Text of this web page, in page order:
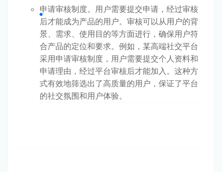
申请审核制度。用户需要提交申请，经过审核
后才能成为产品的用户。审核可以从用户的背
景、需求、使用目的等方面进行，确保用户符
合产品的定位和要求。例如，某高端社交平台
采用申请审核制度，用户需要提交个人资料和
申请理由，经过平台审核后才能加入。这种方
式有效地筛选出了高质量的用户，保证了平台
的社交氛围和用户体验。